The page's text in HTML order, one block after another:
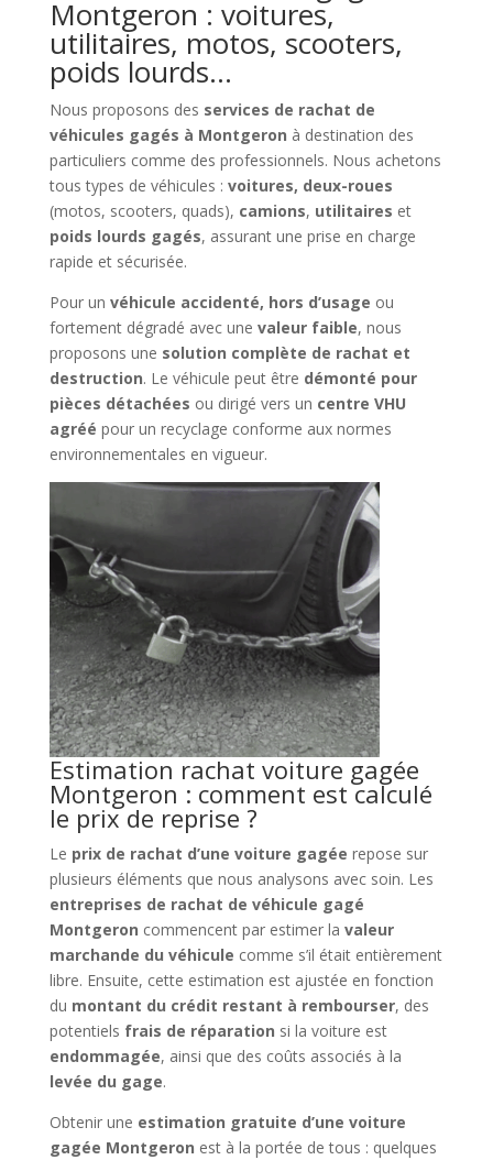
Montgeron : voitures,
utilitaires, motos, scooters,
poids lourds…
Nous proposons des services de rachat de
véhicules gagés à Montgeron à destination des
particuliers comme des professionnels. Nous achetons
tous types de véhicules : voitures, deux-roues
(motos, scooters, quads), camions, utilitaires et
poids lourds gagés, assurant une prise en charge
rapide et sécurisée.
Pour un véhicule accidenté, hors d’usage ou
fortement dégradé avec une valeur faible, nous
proposons une solution complète de rachat et
destruction. Le véhicule peut être démonté pour
pièces détachées ou dirigé vers un centre VHU
agréé pour un recyclage conforme aux normes
environnementales en vigueur.
Estimation rachat voiture gagée
Montgeron : comment est calculé
le prix de reprise ?
Le prix de rachat d’une voiture gagée repose sur
plusieurs éléments que nous analysons avec soin. Les
entreprises de rachat de véhicule gagé
Montgeron commencent par estimer la valeur
marchande du véhicule comme s’il était entièrement
libre. Ensuite, cette estimation est ajustée en fonction
du montant du crédit restant à rembourser, des
potentiels frais de réparation si la voiture est
endommagée, ainsi que des coûts associés à la
levée du gage.
Obtenir une estimation gratuite d’une voiture
gagée Montgeron est à la portée de tous : quelques